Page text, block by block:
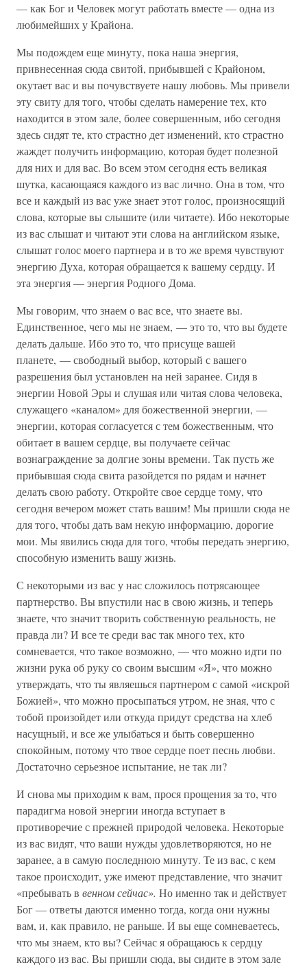
— как Бог и Человек могут работать вместе — одна из
любимейших у Крайона.
Мы подождем еще минуту, пока наша энергия,
привнесенная сюда свитой, прибывшей с Крайоном,
окутает вас и вы почувствуете нашу любовь. Мы привели
эту свиту для того, чтобы сделать намерение тех, кто
находится в этом зале, более совершенным, ибо сегодня
здесь сидят те, кто страстно дет изменений, кто страстно
жаждет получить информацию, которая будет полезной
для них и для вас. Во всем этом сегодня есть великая
шутка, касающаяся каждого из вас лично. Она в том, что
все и каждый из вас уже знает этот голос, произносящий
слова, которые вы слышите (или читаете). Ибо некоторые
из вас слышат и читают эти слова на английском языке,
слышат голос моего партнера и в то же время чувствуют
энергию Духа, которая обращается к вашему сердцу. И
эта энергия — энергия Родного Дома.
Мы говорим, что знаем о вас все, что знаете вы.
Единственное, чего мы не знаем, — это то, что вы будете
делать дальше. Ибо это то, что присуще вашей
планете, — свободный выбор, который с вашего
разрешения был установлен на ней заранее. Сидя в
энергии Новой Эры и слушая или читая слова человека,
служащего «каналом» для божественной энергии, —
энергии, которая согласуется с тем божественным, что
обитает в вашем сердце, вы получаете сейчас
вознаграждение за долгие зоны времени. Так пусть же
прибывшая сюда свита разойдется по рядам и начнет
делать свою работу. Откройте свое сердце тому, что
сегодня вечером может стать вашим! Мы пришли сюда не
для того, чтобы дать вам некую информацию, дорогие
мои. Мы явились сюда для того, чтобы передать энергию,
способную изменить вашу жизнь.
С некоторыми из вас у нас сложилось потрясающее
партнерство. Вы впустили нас в свою жизнь, и теперь
знаете, что значит творить собственную реальность, не
правда ли? И все те среди вас так много тех, кто
сомневается, что такое возможно, — что можно идти по
жизни рука об руку со своим высшим «Я», что можно
утверждать, что ты являешься партнером с самой «искрой
Божией», что можно просыпаться утром, не зная, что с
тобой произойдет или откуда придут средства на хлеб
насущный, и все же улыбаться и быть совершенно
спокойным, потому что твое сердце поет песнь любви.
Достаточно серьезное испытание, не так ли?
И снова мы приходим к вам, прося прощения за то, что
парадигма новой энергии иногда вступает в
противоречие с прежней природой человека. Некоторые
из вас видят, что ваши нужды удовлетворяются, но не
заранее, а в самую последнюю минуту. Те из вас, с кем
такое происходит, уже имеют представление, что значит
«пребывать в венном сейчас». Но именно так и действует
Бог — ответы даются именно тогда, когда они нужны
вам, и, как правило, не раньше. И вы еще сомневаетесь,
что мы знаем, кто вы? Сейчас я обращаюсь к сердцу
каждого из вас. Вы пришли сюда, вы сидите в этом зале